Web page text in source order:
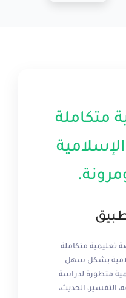
متكاملة
تعليمية متكاملة
بشكل سهل
متطورة لدراسة
الحديث،